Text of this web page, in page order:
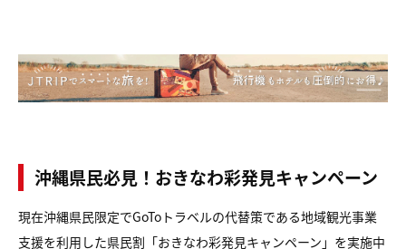
沖縄県民必見！おきなわ彩発見キャンペーン
現在沖縄県民限定でGoToトラベルの代替策である地域観光事業
支援を利用した県民割「おきなわ彩発見キャンペーン」を実施中